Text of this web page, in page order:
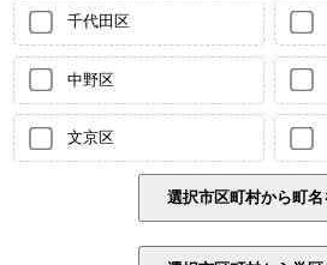
千代田区
中野区
文京区